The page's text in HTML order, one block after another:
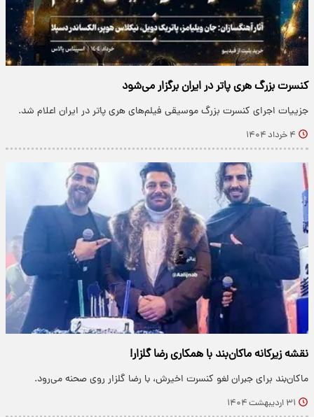
کنسرت بزرگ هری پاتر در ایران برگزار می‌شود
​جزییات اجرای کنسرت بزرگ موسیقی فیلم‌های هری پاتر در ایران اعلام شد.
۴ خرداد ۱۴۰۴
نقشه زیرکانه ماکان‌بند با همکاری رضا گلزار!
​ماکان‌بند برای جبران لغو کنسرت اخیرش، با رضا گلزار روی صحنه می‌رود.
۳۱ اردیبهشت ۱۴۰۴